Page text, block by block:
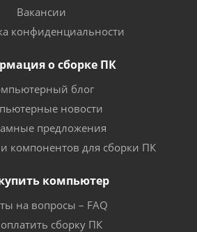
Вакансии
конфиденциальности
о сборке ПК
блог
новости
предложения
компонентов для сборки ПК
компьютер
на вопросы – FAQ
сборку ПК